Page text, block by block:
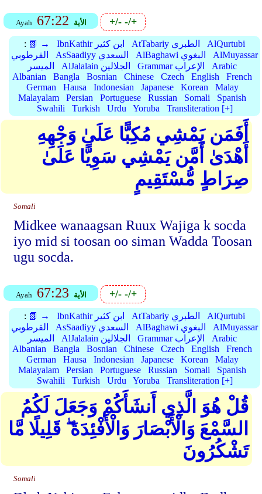
Ayah 67:22 الأية +/--/+
: 📗 → IbnKathir ابن كثير AtTabariy الطبري
AlQurtubi
القرطوبي
AsSaadiyy السعدي AlBaghawi البغوي
AlMuyassar
الميسر
AlJalalain الجلالين Grammar الإعراب
Arabic
Albanian
Bangla Bosnian Chinese Czech English
French
German
Hausa Indonesian Japanese Korean
Malay
Malayalam
Persian Portuguese Russian Somali
Spanish
Swahili
Turkish Urdu Yoruba Transliteration [+]
أَفَمَن يَمْشِي مُكِبًّا عَلَىٰ وَجْهِهِ
أَهْدَىٰ أَمَّن يَمْشِي سَوِيًّا عَلَىٰ
صِرَاطٍ مُّسْتَقِيمٍ
Somali
Midkee wanaagsan Ruux Wajiga k socda
iyo mid si toosan oo siman Wadda Toosan
ugu socda.
Ayah 67:23 الأية +/--/+
: 📗 → IbnKathir ابن كثير AtTabariy الطبري
AlQurtubi
القرطوبي
AsSaadiyy السعدي AlBaghawi البغوي
AlMuyassar
الميسر
AlJalalain الجلالين Grammar الإعراب
Arabic
Albanian
Bangla Bosnian Chinese Czech English
French
German
Hausa Indonesian Japanese Korean
Malay
Malayalam
Persian Portuguese Russian Somali
Spanish
Swahili
Turkish Urdu Yoruba Transliteration [+]
قُلْ هُوَ الَّذِي أَنشَأَكُمْ وَجَعَلَ لَكُمُ
السَّمْعَ وَالْأَبْصَارَ وَالْأَفْئِدَةَ ۖ قَلِيلًا مَّا
تَشْكُرُونَ
Somali